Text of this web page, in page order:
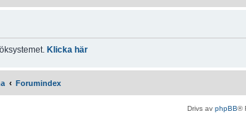
Klicka här
Forumindex
Drivs av phpBB®